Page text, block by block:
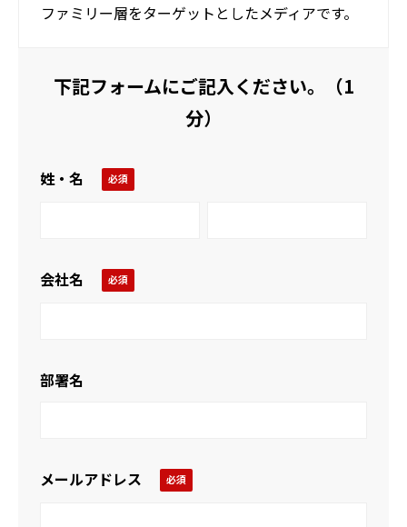
ファミリー層をターゲットとしたメディアです。
下記フォームにご記入ください。（1
分）
姓・名
会社名
部署名
メールアドレス